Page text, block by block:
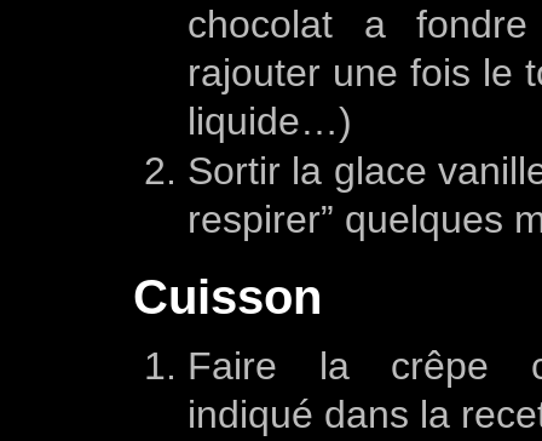
chocolat a
rajouter une fois le
liquide…)
Sortir la glace
respirer” quelques
Cuisson
Faire la crêpe
indiqué dans la